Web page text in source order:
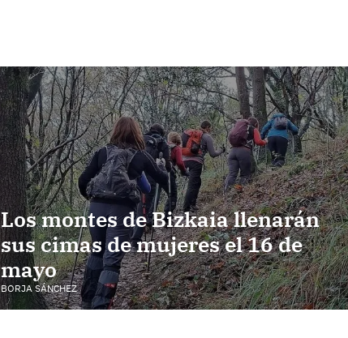
Los montes de Bizkaia llenarán
sus cimas de mujeres el 16 de
mayo
BORJA SÁNCHEZ